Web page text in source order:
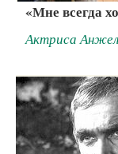
«Мне всегда
Актриса